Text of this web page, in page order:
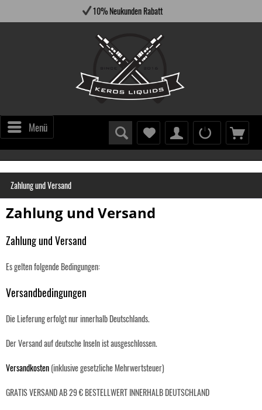
10% Neukunden Rabatt
Menü
Zahlung und Versand
Zahlung und Versand
Zahlung und Versand
Es gelten folgende Bedingungen:
Versandbedingungen
Die Lieferung erfolgt nur innerhalb Deutschlands.
Der Versand auf deutsche Inseln ist ausgeschlossen.
Versandkosten(inklusive gesetzliche Mehrwertsteuer)
GRATIS VERSAND AB 29 € BESTELLWERT INNERHALB DEUTSCHLAND